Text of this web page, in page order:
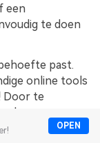
OPEN
een
te doen
past.
online tools
Door te
loops en pro-
weet je